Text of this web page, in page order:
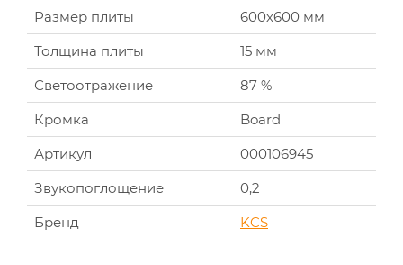
Размер плиты
600х600 мм
Толщина плиты
15 мм
Светоотражение
87 %
Кромка
Board
Артикул
000106945
Звукопоглощение
0,2
Бренд
KCS